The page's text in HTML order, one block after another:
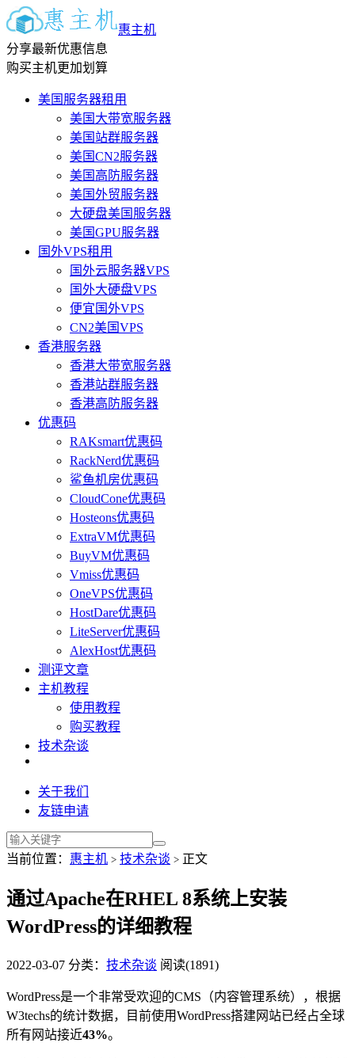
惠主机
分享最新优惠信息
购买主机更加划算
美国服务器租用
美国大带宽服务器
美国站群服务器
美国CN2服务器
美国高防服务器
美国外贸服务器
大硬盘美国服务器
美国GPU服务器
国外VPS租用
国外云服务器VPS
国外大硬盘VPS
便宜国外VPS
CN2美国VPS
香港服务器
香港大带宽服务器
香港站群服务器
香港高防服务器
优惠码
RAKsmart优惠码
RackNerd优惠码
鲨鱼机房优惠码
CloudCone优惠码
Hosteons优惠码
ExtraVM优惠码
BuyVM优惠码
Vmiss优惠码
OneVPS优惠码
HostDare优惠码
LiteServer优惠码
AlexHost优惠码
测评文章
主机教程
使用教程
购买教程
技术杂谈
关于我们
友链申请
当前位置： 惠主机 > 技术杂谈 > 正文
通过Apache在RHEL 8系统上安装
WordPress的详细教程
2022-03-07 分类： 技术杂谈 阅读(1891)
WordPress是一个非常受欢迎的CMS（内容管理系统），根据
W3techs的统计数据，目前使用WordPress搭建网站已经占全球
所有网站接近43%。